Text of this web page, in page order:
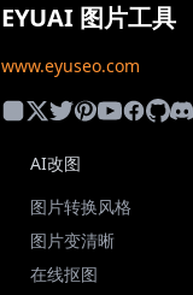
EYUAI 图片工具
www.eyuseo.com
AI改图
图片转换风格
图片变清晰
在线抠图